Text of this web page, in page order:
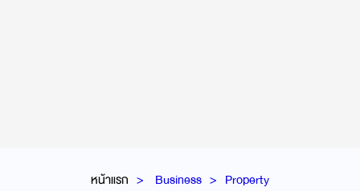
หน้าแรก Business Property